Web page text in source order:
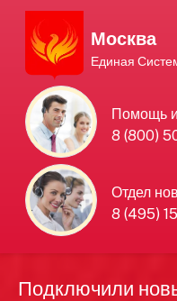
Москва
Единая
Помощь
8 (800)
Отдел
8 (495)
Единая
нового
Подключили